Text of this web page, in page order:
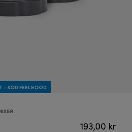
- KOD FEELGOOD
193,00 kr